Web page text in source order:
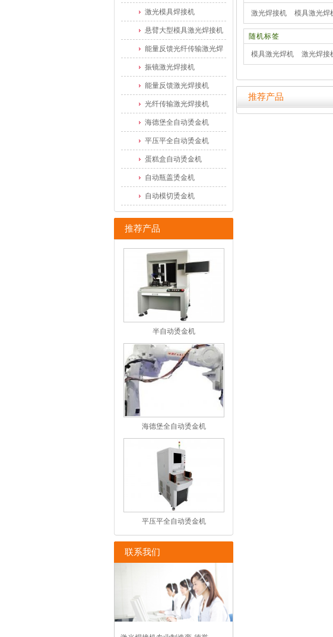
激光焊接机 模具激光焊
随机标签
模具激光焊机 激光焊接
推荐产品
激光模具焊接机
悬臂大型模具激光焊接机
能量反馈光纤传输激光焊
振镜激光焊接机
能量反馈激光焊接机
光纤传输激光焊接机
海德堡全自动烫金机
平压平全自动烫金机
蛋糕盒自动烫金机
自动瓶盖烫金机
自动模切烫金机
推荐产品
半自动烫金机
海德堡全自动烫金机
平压平全自动烫金机
联系我们